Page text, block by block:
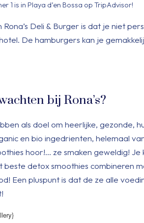
1 is in Playa d’en Bossa op TripAdvisor!
Rona’s Deli & Burger is dat je niet
De hamburgers kan je
bij Rona’s?
als doel om heerlijke, gezonde,
en bio ingedrienten, helemaal
hoor!… ze smaken geweldig!
detox smoothies combineren
Een pluspunt is dat de ze alle